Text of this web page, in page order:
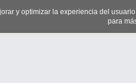
y optimizar la experiencia del
para